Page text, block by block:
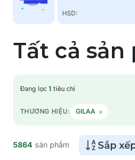
HSD:
Tất cả sản
Đang lọc 1 tiêu chí
THƯƠNG HIỆU: GILAA ×
5864 sản phẩm Sắp